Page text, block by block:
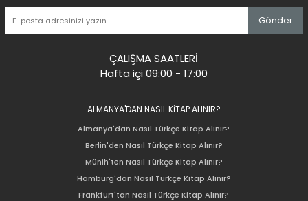
Gönder
ÇALIŞMA SAATLERİ
Hafta içi 09:00 - 17:00
ALMANYA'DAN NASIL KİTAP ALINIR?
Almanya'dan Nasıl Türkçe Kitap Alınır?
Berlin'den Nasıl Türkçe Kitap Alınır?
Münih'ten Nasıl Türkçe Kitap Alınır?
Hamburg'dan Nasıl Türkçe Kitap Alınır?
Frankfurt'tan Nasıl Türkçe Kitap Alınır?